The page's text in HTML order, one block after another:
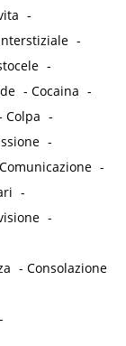
-
-
-
-Cocaina -
Colpa -
-
Comunicazione -
-
-
-Consolazione
-